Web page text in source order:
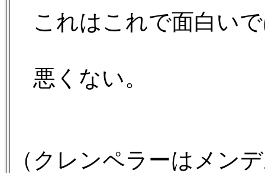
これはこれで面白い
悪くない。
（クレンペラーはメン